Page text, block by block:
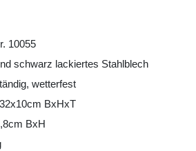
10055
schwarz lackiertes Stahlblech
wetterfest
BxHxT
BxH